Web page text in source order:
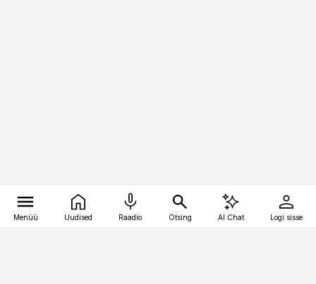
Menüü Uudised Raadio Otsing AI Chat Logi sisse